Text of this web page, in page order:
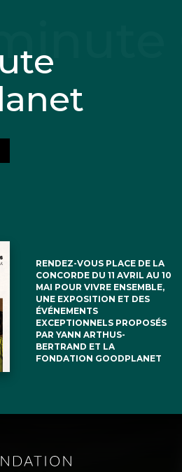
RENDEZ-VOUS PLACE DE LA
CONCORDE DU 11 AVRIL AU 10
MAI POUR VIVRE ENSEMBLE,
UNE EXPOSITION ET DES
ÉVÉNEMENTS
EXCEPTIONNELS PROPOSÉS
PAR YANN ARTHUS-
BERTRAND ET LA
FONDATION GOODPLANET